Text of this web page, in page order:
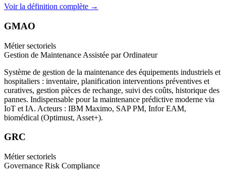
Voir la définition complète →
GMAO
Métier sectoriels
Gestion de Maintenance Assistée par Ordinateur
Système de gestion de la maintenance des équipements industriels et
hospitaliers : inventaire, planification interventions préventives et
curatives, gestion pièces de rechange, suivi des coûts, historique des
pannes. Indispensable pour la maintenance prédictive moderne via
IoT et IA. Acteurs : IBM Maximo, SAP PM, Infor EAM,
biomédical (Optimust, Asset+).
GRC
Métier sectoriels
Governance Risk Compliance